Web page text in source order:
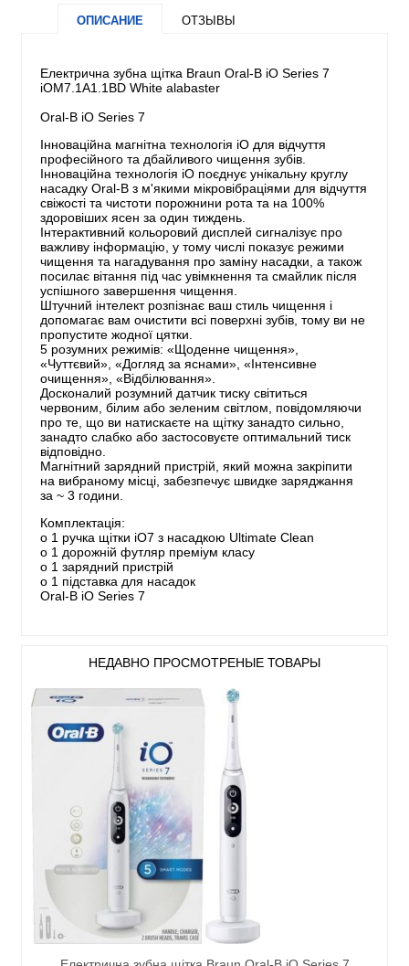
ОПИСАНИЕ ОТЗЫВЫ
Електрична зубна щітка Braun Oral-B iO Series 7
iOM7.1A1.1BD White alabaster
Oral-B iO Series 7
Інноваційна магнітна технологія iО для відчуття
професійного та дбайливого чищення зубів.
Інноваційна технологія iO поєднує унікальну круглу
насадку Oral-B з м'якими мікровібраціями для відчуття
свіжості та чистоти порожнини рота та на 100%
здоровіших ясен за один тиждень.
Інтерактивний кольоровий дисплей сигналізує про
важливу інформацію, у тому числі показує режими
чищення та нагадування про заміну насадки, а також
посилає вітання під час увімкнення та смайлик після
успішного завершення чищення.
Штучний інтелект розпізнає ваш стиль чищення і
допомагає вам очистити всі поверхні зубів, тому ви не
пропустите жодної цятки.
5 розумних режимів: «Щоденне чищення»,
«Чуттєвий», «Догляд за яснами», «Інтенсивне
очищення», «Відбілювання».
Досконалий розумний датчик тиску світиться
червоним, білим або зеленим світлом, повідомляючи
про те, що ви натискаєте на щітку занадто сильно,
занадто слабко або застосовуєте оптимальний тиск
відповідно.
Магнітний зарядний пристрій, який можна закріпити
на вибраному місці, забезпечує швидке заряджання
за ~ 3 години.
Комплектація:
o 1 ручка щітки іО7 з насадкою Ultimate Clean
o 1 дорожній футляр преміум класу
o 1 зарядний пристрій
o 1 підставка для насадок
Oral-B iO Series 7
НЕДАВНО ПРОСМОТРЕНЫЕ ТОВАРЫ